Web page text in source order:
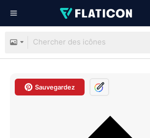
Sauvegardez